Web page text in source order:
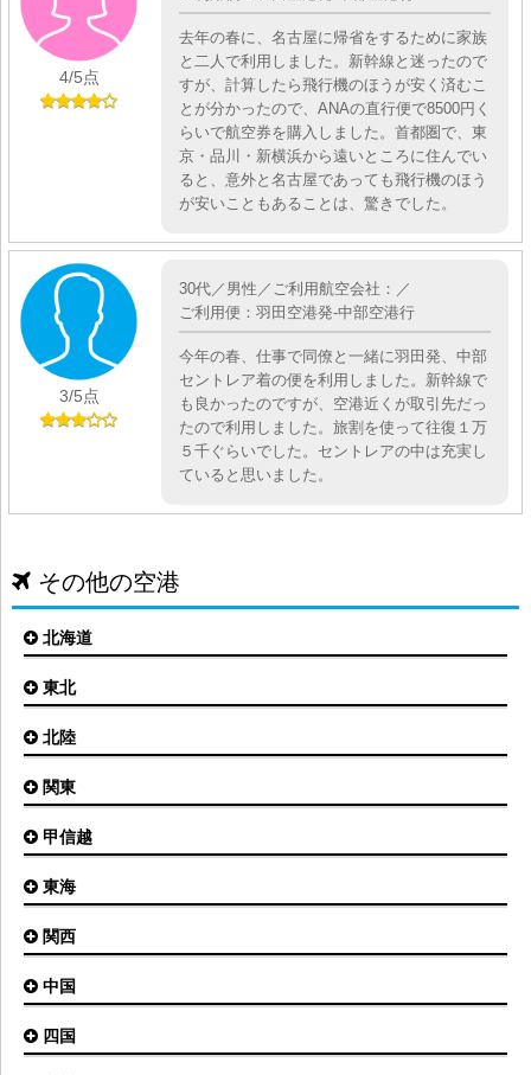
4/5点
去年の春に、名古屋に帰省をするために家族
と二人で利用しました。新幹線と迷ったので
すが、計算したら飛行機のほうが安く済むこ
とが分かったので、ANAの直行便で8500円く
らいで航空券を購入しました。首都圏で、東
京・品川・新横浜から遠いところに住んでい
ると、意外と名古屋であっても飛行機のほう
が安いこともあることは、驚きでした。
3/5点
30代／男性／ご利用航空会社：／
ご利用便：羽田空港発-中部空港行
今年の春、仕事で同僚と一緒に羽田発、中部
セントレア着の便を利用しました。新幹線で
も良かったのですが、空港近くが取引先だっ
たので利用しました。旅割を使って往復１万
５千ぐらいでした。セントレアの中は充実し
ていると思いました。
その他の空港
北海道
札幌(新千歳)空港
旭川空港
オホーツク紋別空港
釧路空港
稚内空港
とかち帯広空港
根室中標津空港
奥尻空港
利尻空港
東北
仙台空港
青森空港
三沢空港
福島空港
大館能代空港
庄内空港
山形空港
北陸
小松空港
能登空港
関東
東京(羽田)空港
茨城空港
八丈島空港
甲信越
新潟空港
東海
名古屋(中部)空港
静岡空港
関西
大阪(伊丹)空港
神戸空港
中国
広島空港
四国